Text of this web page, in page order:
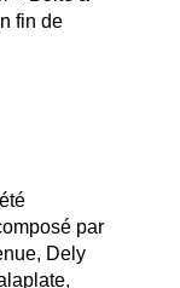
fin de
par
Dely